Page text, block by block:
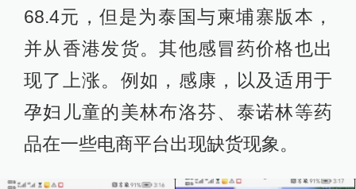
68.4元，但是为泰国与柬埔寨版本，
并从香港发货。其他感冒药价格也出
现了上涨。例如，感康，以及适用于
孕妇儿童的美林布洛芬、泰诺林等药
品在一些电商平台出现缺货现象。